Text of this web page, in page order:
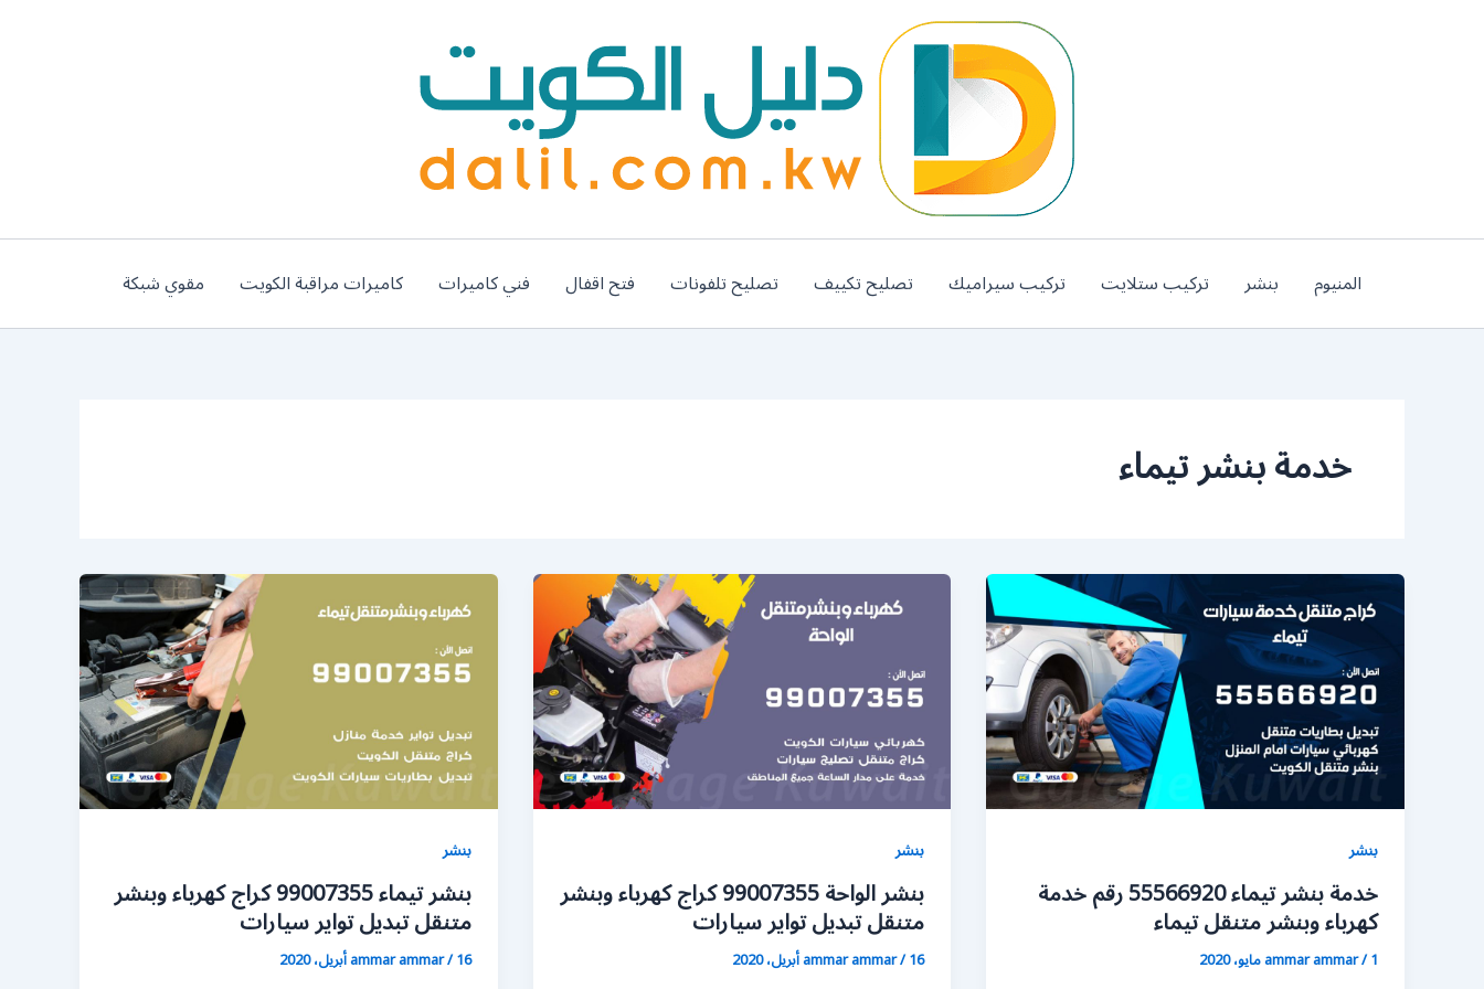
المنيوم بنشر تركيب ستلايت تركيب سيراميك تصليح تكييف تصليح تلفونات فتح اقفال فني كاميرات كاميرات مراقبة الكويت مقوي شبكة
خدمة بنشر تيماء
بنشر
خدمة بنشر تيماء 55566920 رقم خدمة
كهرباء وبنشر متنقل تيماء
ammar ammar/1 مايو، 2020
بنشر
بنشر الواحة 99007355 كراج كهرباء وبنشر
متنقل تبديل تواير سيارات
ammar ammar/16 أبريل، 2020
بنشر
بنشر تيماء 99007355 كراج كهرباء وبنشر
متنقل تبديل تواير سيارات
ammar ammar/16 أبريل، 2020